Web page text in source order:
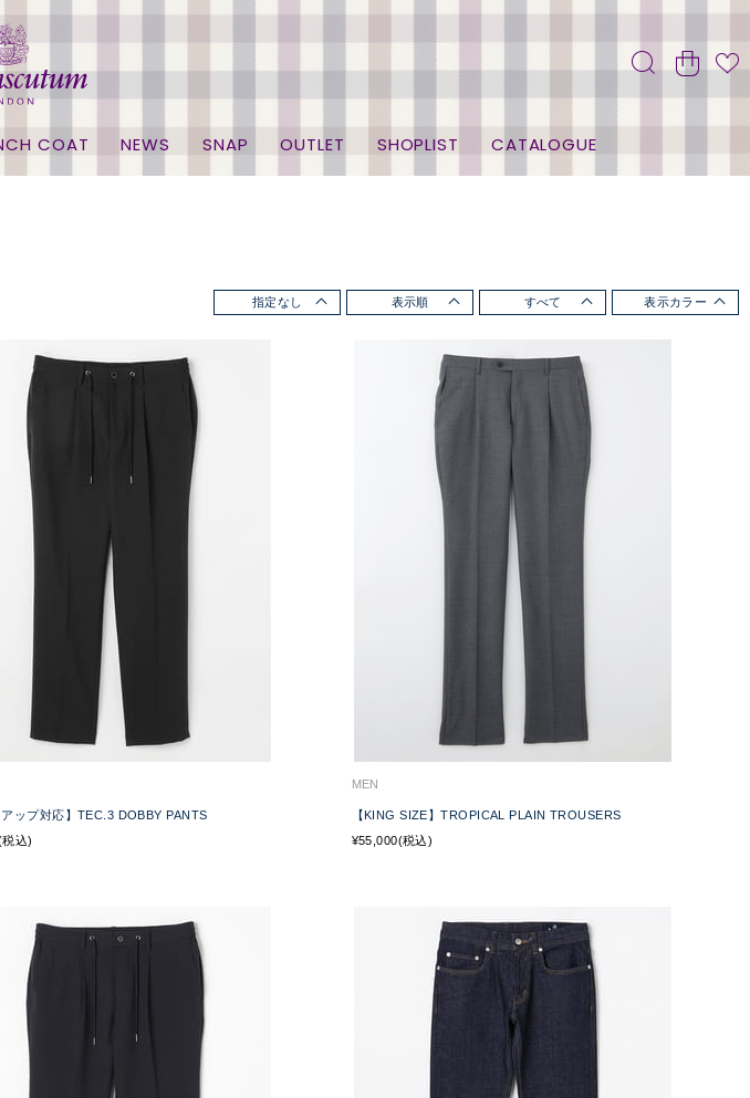
COAT NEWS SNAP OUTLET SHOPLIST CATALOGUE
指定なし 表示順 すべて 表示カラー
アップ対応】TEC.3 DOBBY PANTS
込)
MEN
【KING SIZE】TROPICAL PLAIN TROUSERS
¥55,000(税込)